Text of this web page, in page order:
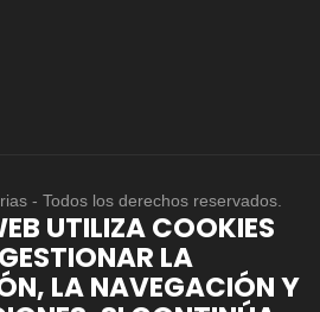
- Todos los derechos reservados.
UTILIZA COOKIES
LA
LA NAVEGACIÓN Y